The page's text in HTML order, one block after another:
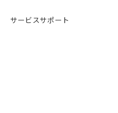
サービスサポート